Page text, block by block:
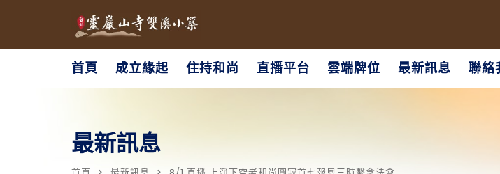
首頁 成立緣起 住持和尚 直播平台 雲端牌位 最新訊息 聯絡
最新訊息